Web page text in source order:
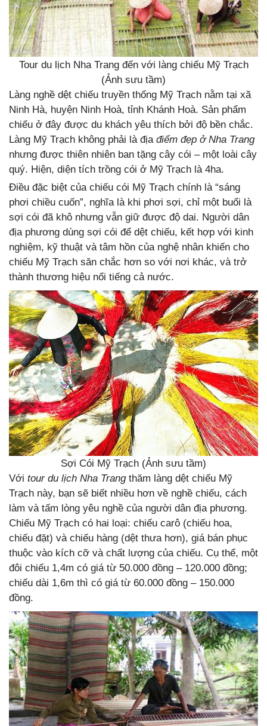
Tour du lịch Nha Trang đến với làng chiếu Mỹ Trạch
(Ảnh sưu tầm)
Làng nghề dệt chiếu truyền thống Mỹ Trạch nằm tại xã
Ninh Hà, huyện Ninh Hoà, tỉnh Khánh Hoà. Sản phẩm
chiếu ở đây được du khách yêu thích bởi độ bền chắc.
Làng Mỹ Trạch không phải là địa điểm đẹp ở Nha Trang
nhưng được thiên nhiên ban tặng cây cói – một loài cây
quý. Hiện, diện tích trồng cói ở Mỹ Trạch là 4ha.
Điều đặc biệt của chiếu cói Mỹ Trạch chính là “sáng
phơi chiều cuốn”, nghĩa là khi phơi sợi, chỉ một buổi là
sợi cói đã khô nhưng vẫn giữ được độ dai. Người dân
địa phương dùng sợi cói để dệt chiếu, kết hợp với kinh
nghiệm, kỹ thuật và tâm hồn của nghệ nhân khiến cho
chiếu Mỹ Trạch săn chắc hơn so với nơi khác, và trở
thành thương hiệu nổi tiếng cả nước.
Sợi Cói Mỹ Trạch (Ảnh sưu tầm)
Với tour du lịch Nha Trangthăm làng dệt chiếu Mỹ
Trạch này, bạn sẽ biết nhiều hơn về nghề chiếu, cách
làm và tấm lòng yêu nghề của người dân địa phương.
Chiếu Mỹ Trạch có hai loại: chiếu carô (chiếu hoa,
chiếu đặt) và chiếu hàng (dệt thưa hơn), giá bán phục
thuộc vào kích cỡ và chất lượng của chiếu. Cụ thể, một
đôi chiếu 1,4m có giá từ 50.000 đồng – 120.000 đồng;
chiếu dài 1,6m thì có giá từ 60.000 đồng – 150.000
đồng.